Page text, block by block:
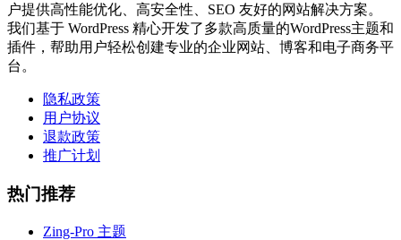
户提供高性能优化、高安全性、SEO 友好的网站解决方案。
我们基于 WordPress 精心开发了多款高质量的WordPress主题和
插件，帮助用户轻松创建专业的企业网站、博客和电子商务平
台。
隐私政策
用户协议
退款政策
推广计划
热门推荐
Zing-Pro 主题